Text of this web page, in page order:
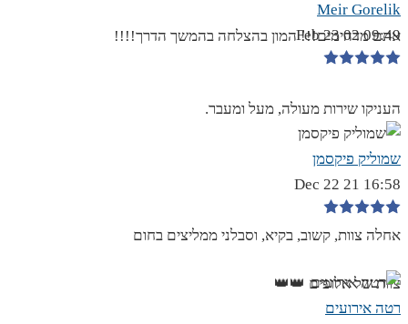
אתם מדהימים!!! המון בהצלחה בהמשך הדרך!!!!
Meir Gorelik
09:49 02 Feb 23
העניקו שירות מעולה, מעל ומעבר.
שמוליק פיקסמן
16:58 21 Dec 22
אחלה צוות, קשוב, בקיא, וסבלני ממליצים בחום
צוות של אלופים 👑👑
רטה אירועים